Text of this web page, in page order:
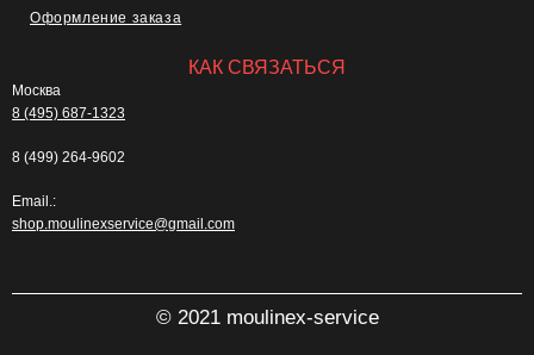
Оформление заказа
КАК СВЯЗАТЬСЯ
Москва
8 (495) 687-1323
8 (499) 264-9602
Email.:
shop.moulinexservice@gmail.com
© 2021 moulinex-service